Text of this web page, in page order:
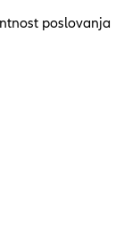
poslovanja